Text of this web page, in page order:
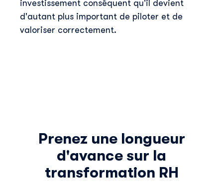
investissement conséquent qu'il devient
d'autant plus important de piloter et de
valoriser correctement.
Prenez une longueur
d'avance sur la
transformation RH